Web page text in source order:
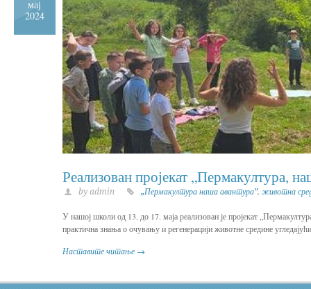
мај
2024
Реализован пројекат „Пермакултура,
by admin „Пермакултура наша авантура”, животна
У нашој школи од 13. до 17. маја реализован је пројекат
практична знања о очувању и регенерацији животне средине
Наставите читање →